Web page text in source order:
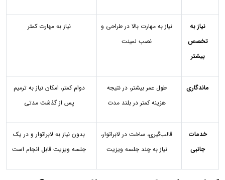
نیاز به
تخصص
بیشتر
نیاز به مهارت بالا در طراحی و
نصب لمینت
نیاز به مهارت کمتر
ماندگاری
طول عمر بیشتر، در نتیجه
هزینه کمتر در بلند مدت
دوام کمتر، امکان نیاز به ترمیم
پس از گذشت مدتی
خدمات
جانبی
قالب‌گیری، ساخت در لابراتوار،
نیاز به چند جلسه ویزیت
بدون نیاز به لابراتوار و در یک
جلسه ویزیت قابل انجام است